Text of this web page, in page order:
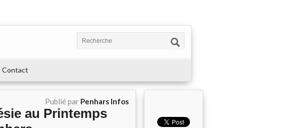
Contact
Publié par Penhars Infos
au Printemps